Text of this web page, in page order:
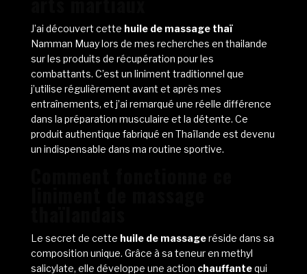
J’ai découvert cette huile de massage thaï
Namman Muay lors de mes recherches en thailande
sur les produits de récupération pour les
combattants. C’est un liniment traditionnel que
j’utilise régulièrement avant et après mes
entraînements, et j’ai remarqué une réelle différence
dans la préparation musculaire et la détente. Ce
produit authentique fabriqué en Thaïlande est devenu
un indispensable dans ma routine sportive.
Le secret de cette huile de massageréside dans sa
composition unique. Grâce à sa teneur en methyl
salicylate, elle développe une action chauffantequi